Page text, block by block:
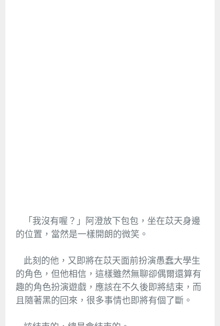
「我沒有喔？」阿澄放下包包，坐在苡天身邊
的位置，當然是一樣開朗的微笑。
此刻的他，又即將在苡天面前扮演愚蠢大學生
的角色，但他相信，這樣雖然無聊卻偶爾還算有
趣的角色扮演遊戲，應該在不久後即將結束，而
且隨著黑的回來，很多事情也即將有個了斷。